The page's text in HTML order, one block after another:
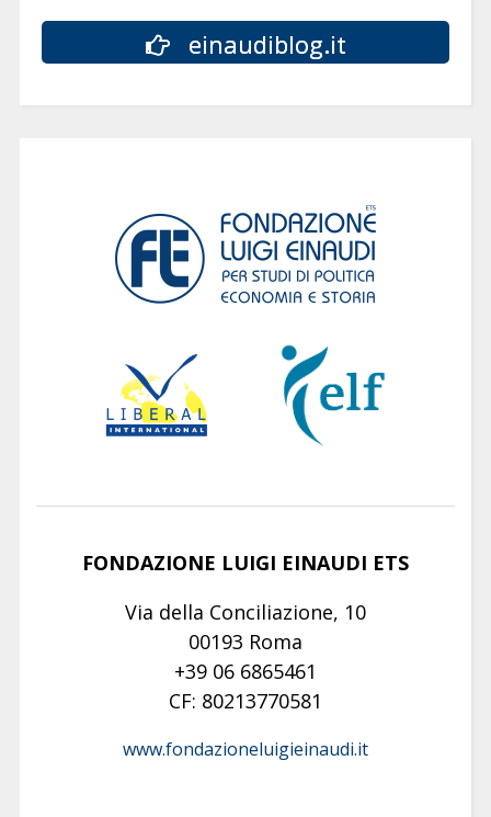
einaudiblog.it
FONDAZIONE LUIGI EINAUDI ETS
Via della Conciliazione, 10
00193 Roma
+39 06 6865461
CF: 80213770581
www.fondazioneluigieinaudi.it